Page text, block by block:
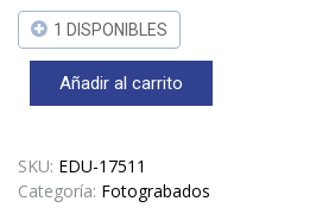
1 DISPONIBLES
1/350
Navy
Figures
Añadir al carrito
SKU: EDU-17511
Categoría: Fotograbados